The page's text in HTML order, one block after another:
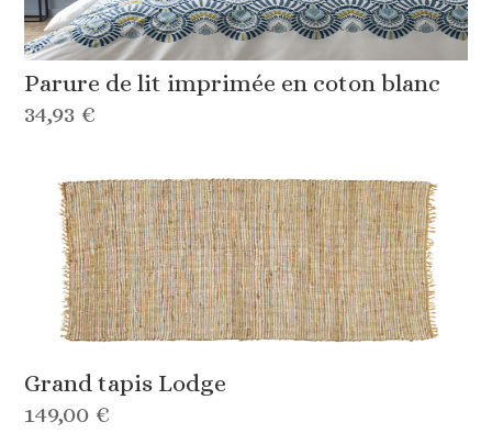
Parure de lit imprimée en coton blanc
34,93 €
Grand tapis Lodge
149,00 €